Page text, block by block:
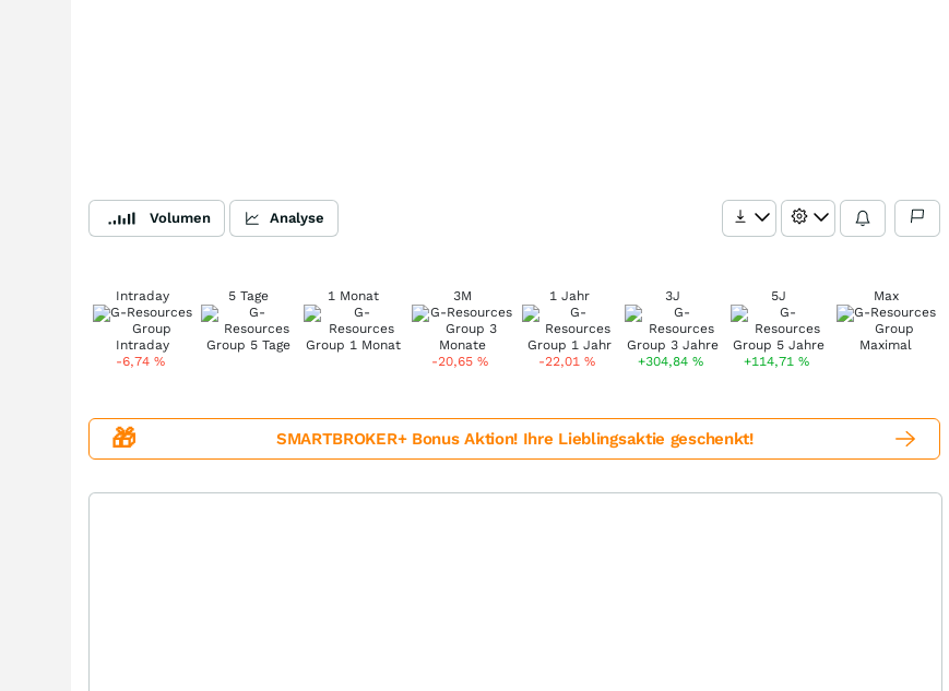
Volumen Analyse
Intraday
-6,74%
5 Tage 1 Monat 3M
-20,65%
1 Jahr
-22,01%
3J
+304,84%
5J
+114,71%
Max
🎁 SMARTBROKER+ Bonus Aktion! Ihre Lieblingsaktie geschenkt!